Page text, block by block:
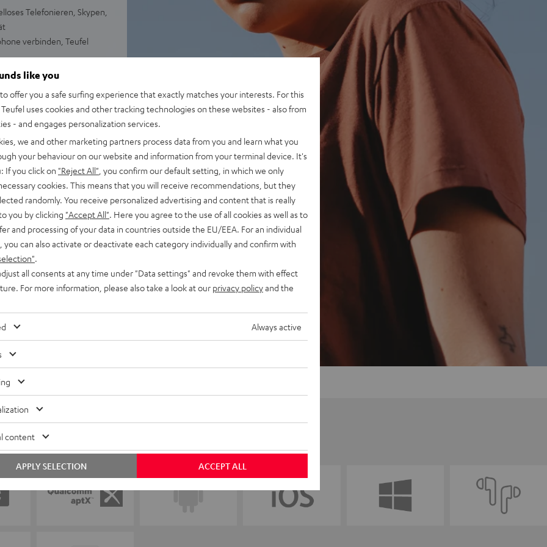
Telefonieren, Skypen,
verbinden, Teufel
softe Workouts und
like you
offer you a safe surfing experience that exactly matches your interests. For this
uses cookies and other tracking technologies on these websites - also from
- and engages personalization services.
we and other marketing partners process data from you and learn what you
your behaviour on our website and information from your terminal device. It's
If you click on "Reject All" , you confirm our default setting, in which we only
cookies. This means that you will receive recommendations, but they
randomly. You receive personalized advertising and content that is really
you by clicking "Accept All" . Here you agree to the use of all cookies as well as to
and processing of your data in countries outside the EU/EEA. For an individual
you can also activate or deactivate each category individually and confirm with
all consents at any time under "Data settings" and revoke them with effect
For more information, please also take a look at our privacy policyand the
Always active
content
ACCEPT ALL
APPLY SELECTION